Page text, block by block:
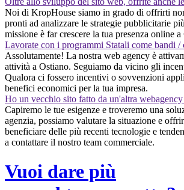
Noi di KropHouse siamo in grado di offrirti
pronti ad analizzare le strategie pubblicitarie
missione è far crescere la tua presenza online
Lavorate con i programmi Statali come bandi
Assolutamente! La nostra web agency è
attività a Ostiano. Seguiamo da vicino gli
Qualora ci fossero incentivi o sovvenzioni
benefici economici per la tua impresa.
Ho un vecchio sito fatto da un'altra
Capiremo le tue esigenze e troveremo una
agenzia, possiamo valutare la situazione e
beneficiare delle più recenti tecnologie e
a contattare il nostro team commerciale.
Vuoi dare più